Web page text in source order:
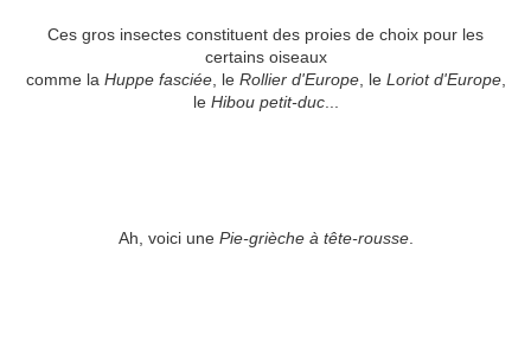
Ces gros insectes constituent des proies de choix pour les
certains oiseaux
comme la Huppe fasciée, leRollier d'Europe, le Loriot d'Europe,
le Hibou petit-duc...
Ah, voici une Pie-grièche à tête-rousse.